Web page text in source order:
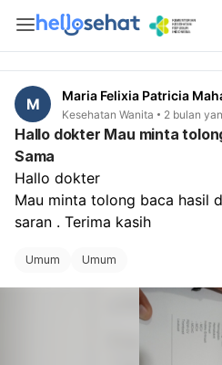
M Maria Felixia Patricia
Kesehatan Wanita 2 bulan
Hallo dokter Mau minta
Sama
Hallo dokter
Mau minta tolong baca hasil
saran . Terima kasih
Umum Umum